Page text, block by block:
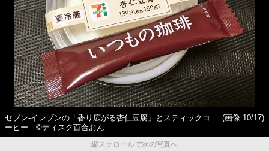
セブン‐イレブンの「香り広がる杏仁豆腐」とスティックコ
ーヒー ©ディスク百合おん
(画像 10/17)
縦スクロールで次の写真へ